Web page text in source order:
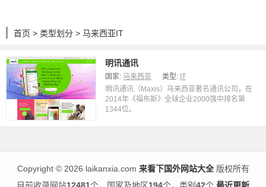
首页 > 类型划分 > 马来西亚IT
明讯通讯
国家: 马来西亚 类型: IT
明讯通讯（Maxis）马来西亚著名通讯公司，在
2014年《福布斯》全球企业2000强中排名第
1344位。
Copyright ©2026 laikanxia.com 来看下国外网站大全版权所有